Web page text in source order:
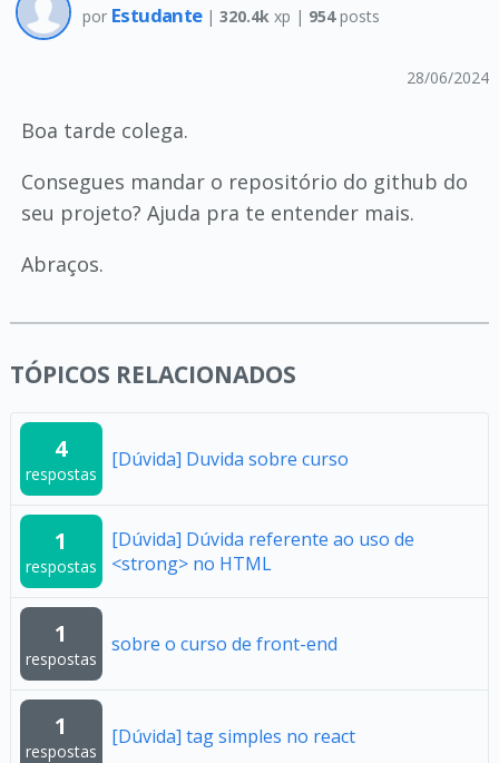
por Estudante | 320.4k xp | 954posts
28/06/2024
Boa tarde colega.
Consegues mandar o repositório do github do
seu projeto? Ajuda pra te entender mais.
Abraços.
TÓPICOS RELACIONADOS
4
respostas
[Dúvida] Duvida sobre curso
1
respostas
[Dúvida] Dúvida referente ao uso de
<strong> no HTML
1
respostas
sobre o curso de front-end
1
respostas
[Dúvida] tag simples no react